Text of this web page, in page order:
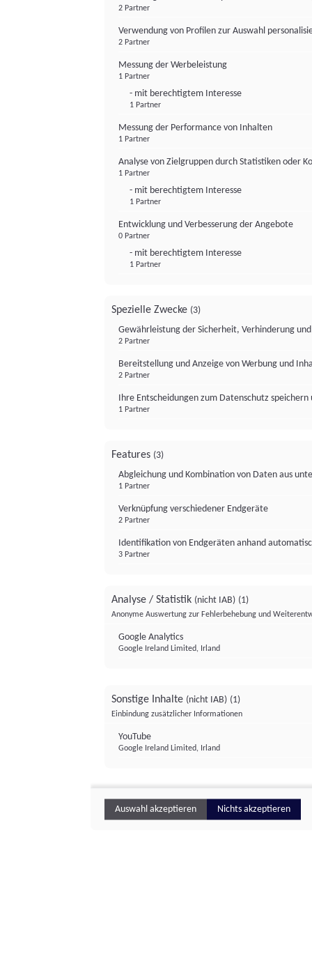
2 Partner
Verwendung von Profilen zur Auswahl
2 Partner
Messung der Werbeleistung
1 Partner
- mit berechtigtem Interesse
1 Partner
Messung der Performance von Inhalten
1 Partner
Analyse von Zielgruppen durch Statistiken oder
1 Partner
- mit berechtigtem Interesse
1 Partner
Entwicklung und Verbesserung der Angebote
0 Partner
- mit berechtigtem Interesse
1 Partner
Spezielle Zwecke (3)
Gewährleistung der Sicherheit, Verhinderung
2 Partner
Bereitstellung und Anzeige von Werbung und
2 Partner
Ihre Entscheidungen zum Datenschutz
1 Partner
Features (3)
Abgleichung und Kombination von Daten aus
1 Partner
Verknüpfung verschiedener Endgeräte
2 Partner
Identifikation von Endgeräten anhand
3 Partner
Analyse / Statistik (nicht IAB) (1)
Anonyme Auswertung zur Fehlerbehebung und
Google Analytics
Google Ireland Limited, Irland
Sonstige Inhalte (nicht IAB) (1)
Einbindung zusätzlicher Informationen
YouTube
Google Ireland Limited, Irland
Auswahl akzeptieren Nichts akzeptieren